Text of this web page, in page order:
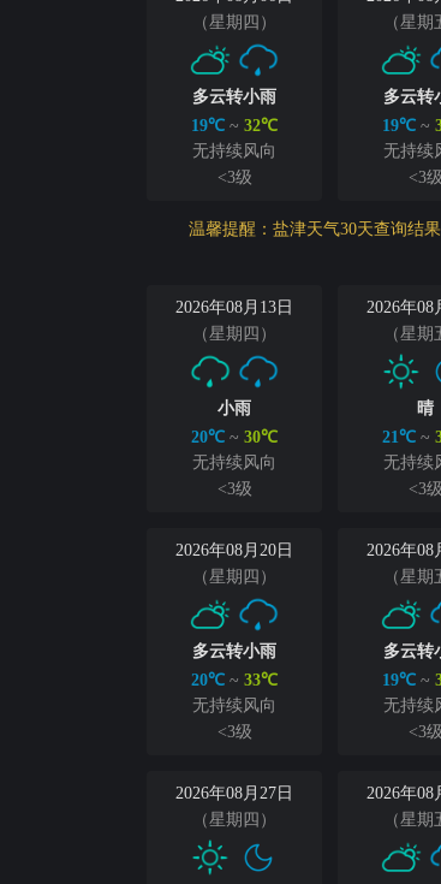
（星期四）
多云转小雨
19℃ ~ 32℃
无持续风向
<3级
（星期
多云转
19℃ ~
无持续
<3级
温馨提醒：盐津天气30天查询结
2026年08月13日
（星期四）
小雨
20℃ ~ 30℃
无持续风向
<3级
2026年08
（星期
晴
21℃ ~
无持续
<3级
2026年08月20日
（星期四）
多云转小雨
20℃ ~ 33℃
无持续风向
<3级
2026年08
（星期
多云转
19℃ ~
无持续
<3级
2026年08月27日
（星期四）
2026年08
（星期